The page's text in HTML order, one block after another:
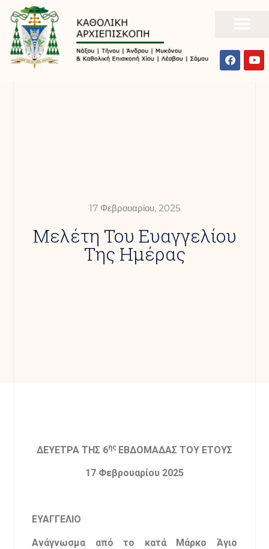
17 Φεβρουαρίου, 2025
Mελέτη Του Ευαγγελίου
Της Ημέρας
ΔΕΥΕΤΡΑ ΤΗΣ 6ης ΕΒΔΟΜΑΔΑΣ ΤΟΥ ΕΤΟΥΣ
17 Φεβρουαρίου 2025
ΕΥΑΓΓΕΛΙΟ
Ανάγνωσμα από το κατά Μάρκο Άγιο